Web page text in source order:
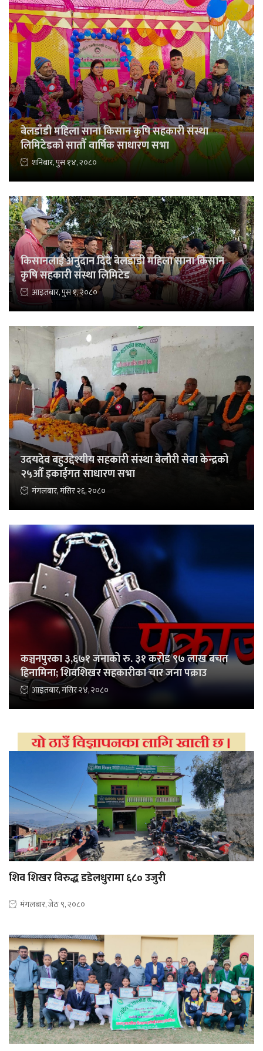
बेलडाँडी महिला साना किसान कृषि सहकारी संस्था
लिमिटेडको सातौँ वार्षिक साधारण सभा
शनिबार, पुस १४, २०८०
किसानलाई अनुदान दिँदै बेलडाँडी महिला साना किसान
कृषि सहकारी संस्था लिमिटेड
आइतबार, पुस १, २०८०
उदयदेव बहुउद्देश्यीय सहकारी संस्था बेलौरी सेवा केन्द्रको
२५औँ इकाईगत साधारण सभा
मंगलबार, मंसिर २६, २०८०
कञ्चनपुरका ३,६७१ जनाको रु. ३१ करोड ९७ लाख बचत
हिनामिना; शिवशिखर सहकारीका चार जना पक्राउ
आइतबार, मंसिर २४, २०८०
शिव शिखर विरुद्ध डडेलधुरामा ६८० उजुरी
मंगलबार, जेठ ९, २०८०